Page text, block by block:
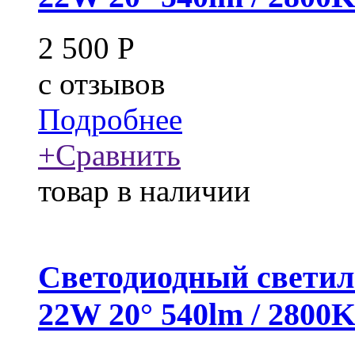
2 500 Р
c отзывов
Подробнее
+Сравнить
товар в наличии
Светодиодный
22W 20° 540lm /